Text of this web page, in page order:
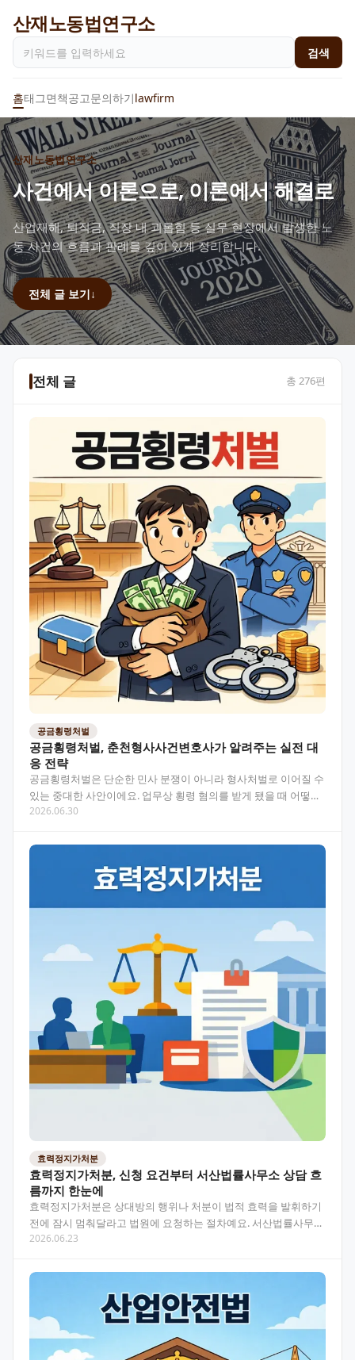
산재노동법연구소
검색
홈태그면책공고문의하기lawfirm
산재노동법연구소
사건에서 이론으로, 이론에서 해결로
산업재해, 퇴직금, 직장 내 괴롭힘 등 실무 현장에서 발생한 노
동 사건의 흐름과 판례를 깊이 있게 정리합니다.
전체 글 보기↓
전체 글 총 276편
공금횡령처벌
공금횡령처벌, 춘천형사사건변호사가 알려주는 실전 대
응 전략
공금횡령처벌은 단순한 민사 분쟁이 아니라 형사처벌로 이어질 수
있는 중대한 사안이에요. 업무상 횡령 혐의를 받게 됐을 때 어떻게
대응해야 하는지, 춘천형사사건변호사의 관점에서 핵심…
2026.06.30
효력정지가처분
효력정지가처분, 신청 요건부터 서산법률사무소 상담 흐
름까지 한눈에
효력정지가처분은 상대방의 행위나 처분이 법적 효력을 발휘하기
전에 잠시 멈춰달라고 법원에 요청하는 절차예요. 서산법률사무소
에서 다루는 실제 사례와 상담 흐름을 바탕으로, 신청 조건…
2026.06.23